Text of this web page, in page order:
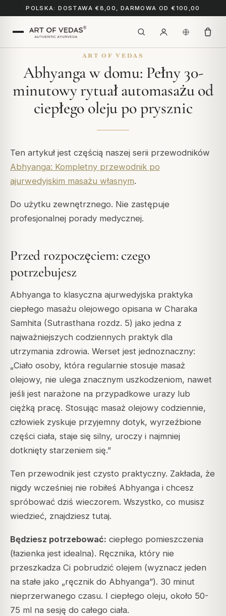
POLSKA: DOSTAWA €8,00, DARMOWA OD €100,00
ART OF VEDAS
Abhyanga w domu: Pełny 30-
minutowy rytuał automasażu od
ciepłego oleju po prysznic
Ten artykuł jest częścią naszej serii przewodników
Abhyanga: Kompletny przewodnik po
ajurwedyjskim masażu własnym.
Do użytku zewnętrznego. Nie zastępuje
profesjonalnej porady medycznej.
Przed rozpoczęciem: czego
potrzebujesz
Abhyanga to klasyczna ajurwedyjska praktyka
ciepłego masażu olejowego opisana w Charaka
Samhita (Sutrasthana rozdz. 5) jako jedna z
najważniejszych codziennych praktyk dla
utrzymania zdrowia. Werset jest jednoznaczny:
„Ciało osoby, która regularnie stosuje masaż
olejowy, nie ulega znacznym uszkodzeniom, nawet
jeśli jest narażone na przypadkowe urazy lub
ciężką pracę. Stosując masaż olejowy codziennie,
człowiek zyskuje przyjemny dotyk, wyrzeźbione
części ciała, staje się silny, uroczy i najmniej
dotknięty starzeniem się.”
Ten przewodnik jest czysto praktyczny. Zakłada, że
nigdy wcześniej nie robiłeś Abhyanga i chcesz
spróbować dziś wieczorem. Wszystko, co musisz
wiedzieć, znajdziesz tutaj.
Będziesz potrzebować: ciepłego pomieszczenia
(łazienka jest idealna). Ręcznika, który nie
przeszkadza Ci pobrudzić olejem (wyznacz jeden
na stałe jako „ręcznik do Abhyanga”). 30 minut
nieprzerwanego czasu. I ciepłego oleju, około 50-
75 ml na sesję do całego ciała.